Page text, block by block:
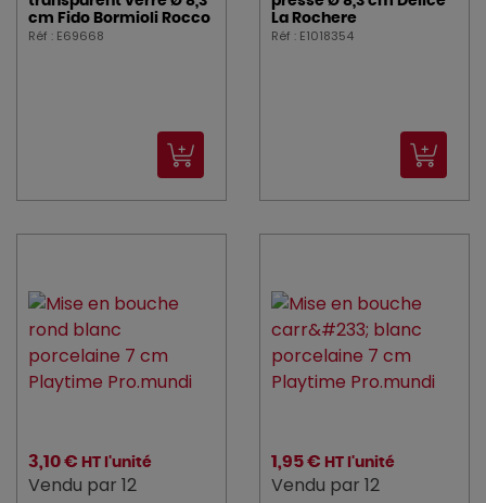
cm Fido Bormioli Rocco
Réf : E69668
La Rochere
Réf : E1018354
3,10 € HT l'unité
Vendu par 12
1,95 € HT l'unité
Vendu par 12